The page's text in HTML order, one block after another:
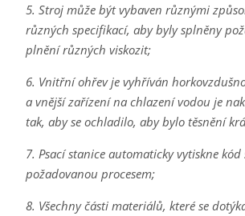
5. Stroj může být vybaven různými
různých specifikací, aby byly splněny
plnění různých viskozit;
6. Vnitřní ohřev je vyhříván
a vnější zařízení na chlazení vodou je
tak, aby se ochladilo, aby bylo těsnění
7. Psací stanice automaticky vytiskne
požadovanou procesem;
8. Všechny části materiálů, které se